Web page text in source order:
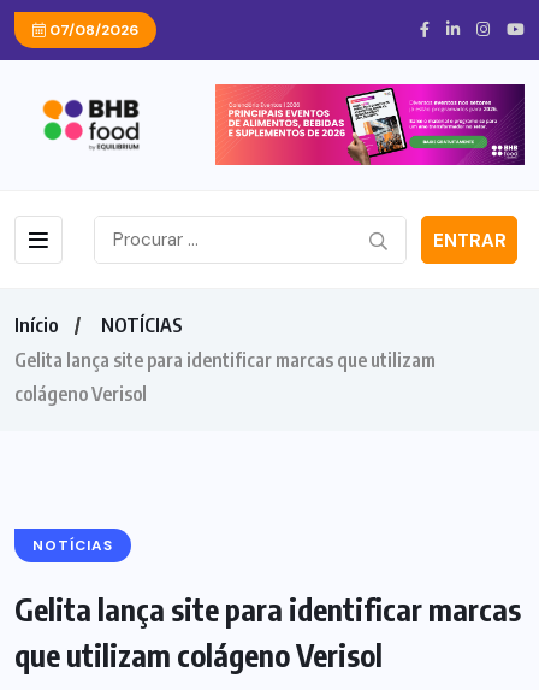
07/08/2026
ENTRAR
Início
NOTÍCIAS
Gelita lança site para identificar marcas que utilizam
colágeno Verisol
NOTÍCIAS
Gelita lança site para identificar marcas
que utilizam colágeno Verisol